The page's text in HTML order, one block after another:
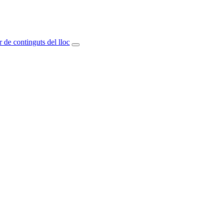
de continguts del lloc